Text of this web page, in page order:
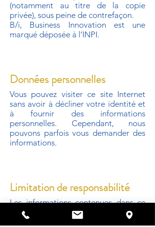
(notamment au titre de la copie
privée), sous peine de contrefaçon.
B/i, Business Innovation est une
marqué déposée à l’INPI.
Données personnelles
Vous pouvez visiter ce site Internet
sans avoir à décliner votre identité et
à fournir des informations
personnelles. Cependant, nous
pouvons parfois vous demander des
informations.
Limitation de responsabilité
Les informations contenues dans ce
site ne lient pas contractuellement
L'Abbaye et ses Prieurés. Par ailleurs,